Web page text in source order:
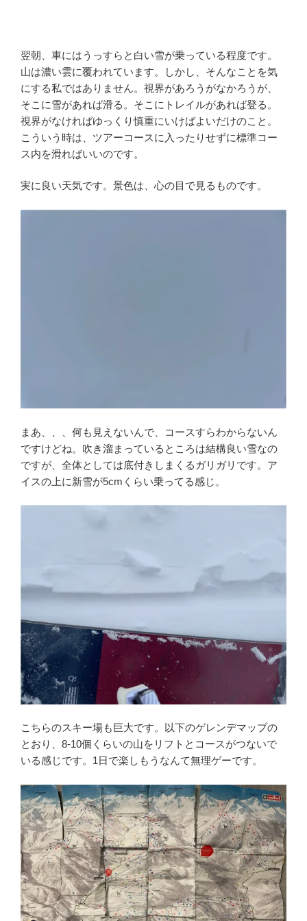
翌朝、車にはうっすらと白い雪が乗っている程度です。
山は濃い雲に覆われています。しかし、そんなことを気
にする私ではありません。視界があろうがなかろうが、
そこに雪があれば滑る。そこにトレイルがあれば登る。
視界がなければゆっくり慎重にいけばよいだけのこと。
こういう時は、ツアーコースに入ったりせずに標準コー
ス内を滑ればいいのです。
実に良い天気です。景色は、心の目で見るものです。
まあ、、、何も見えないんで、コースすらわからないん
ですけどね。吹き溜まっているところは結構良い雪なの
ですが、全体としては底付きしまくるガリガリです。ア
イスの上に新雪が5cmくらい乗ってる感じ。
こちらのスキー場も巨大です。以下のゲレンデマップの
とおり、8-10個くらいの山をリフトとコースがつないで
いる感じです。1日で楽しもうなんて無理ゲーです。